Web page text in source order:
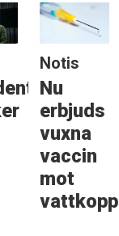
Notis
Nu
erbjuds
vuxna
vaccin
mot